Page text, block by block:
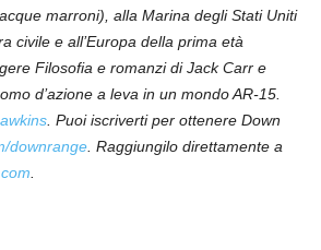
marroni), alla Marina degli Stati Uniti
civile e all’Europa della prima età
Filosofia e romanzi di Jack Carr e
d’azione a leva in un mondo AR-15.
. Puoi iscriverti per ottenere Down
downrange . Raggiungilo direttamente a